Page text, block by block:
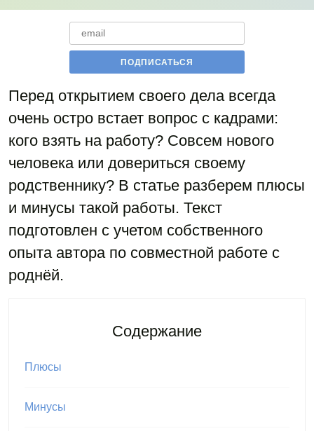
Перед открытием своего дела всегда
очень остро встает вопрос с кадрами:
кого взять на работу? Совсем нового
человека или довериться своему
родственнику? В статье разберем плюсы
и минусы такой работы. Текст
подготовлен с учетом собственного
опыта автора по совместной работе с
роднёй.
Содержание
Плюсы
Минусы